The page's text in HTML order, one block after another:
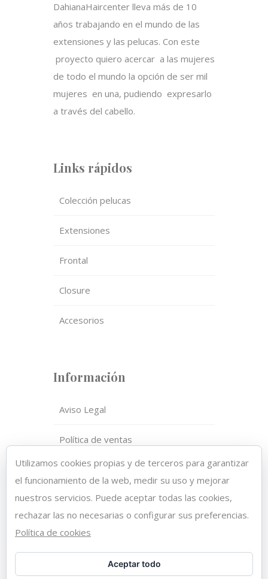
DahianaHaircenter lleva más de 10
años trabajando en el mundo de las
extensiones y las pelucas. Con este
proyecto quiero acercar a las mujeres
de todo el mundo la opción de ser mil
mujeres en una, pudiendo expresarlo
a través del cabello.
Links rápidos
Colección pelucas
Extensiones
Frontal
Closure
Accesorios
Información
Aviso Legal
Política de ventas
Política de privacidad
Política de cookies
Copyright 2021 © DAHIANA HAIR
Utilizamos cookies propias y de terceros para garantizar
el funcionamiento de la web, medir su uso y mejorar
nuestros servicios. Puede aceptar todas las cookies,
rechazar las no necesarias o configurar sus preferencias.
Política de cookies
Aceptar todo